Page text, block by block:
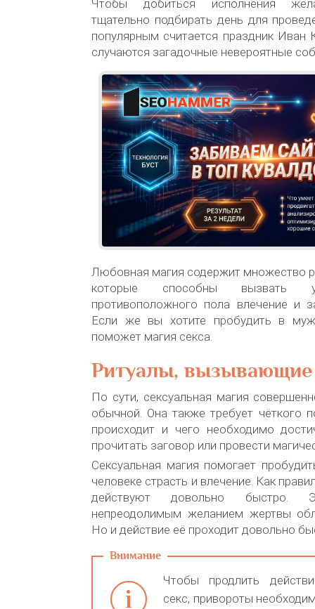
Чтобы добиться исполнения
тщательно подбирать день для
популярным считается праздник Иван
случаются загадочные невероятные
Любовная магия содержит множество
которые способны вызвать у
противоположного пола влечение и
Если же вы хотите пробудить в
поможет магия секса.
Ритуалы, вызывающие
По сути, сексуальная магия
обычной. Она также требует чёткого
происходит и чего необходимо
прочитать заговор или провести
Сексуальная магия помогает
человеке страсть и влечение. Как
действуют довольно
непреодолимым желанием жертвы
Но и действие её проходит довольно
Чтобы продлить
секс, привороты